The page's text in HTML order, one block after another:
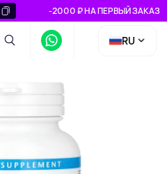
-2000 ₽ НА ПЕРВЫЙ ЗАКАЗ
RU